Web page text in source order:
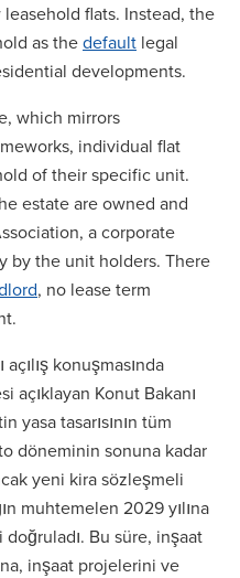
flats. Instead, the
as thedefault legal
developments.
which mirrors
individual flat
of their specific unit.
estate are owned and
a corporate
by the unit holders. There
, no lease term
konuşmasında
Konut Bakanı
yasa tasarısının tüm
döneminin sonuna kadar
yeni kira sözleşmeli
muhtemelen 2029 yılına
Bu süre, inşaat
inşaat projelerini ve